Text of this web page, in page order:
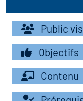
clés métiers
des métiers
de
Solidaire (ESS)
Public
Objectifs
Contenu